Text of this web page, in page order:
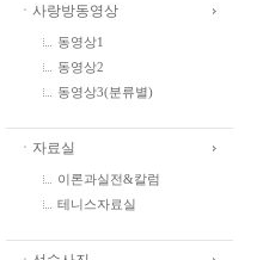
ㆍ사랑방동영상
동영상1
동영상2
동영상3(분류별)
ㆍ자료실
이론과실전&칼럼
테니스자료실